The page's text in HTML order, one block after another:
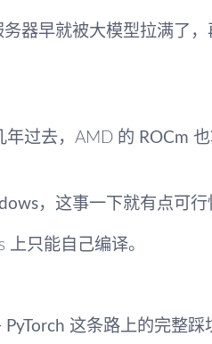
器早就被大模型拉满了
年过去，AMD 的 ROCm
，这事一下就有点可行
只能自己编译。
这条路上的完整踩